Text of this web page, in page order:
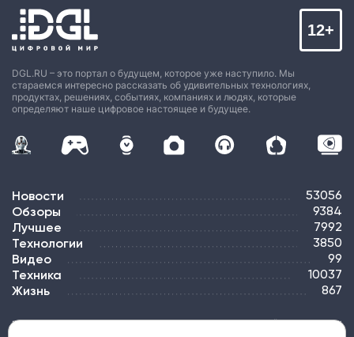
DGL.RU – это портал о будущем, которое уже наступило. Мы
стараемся интересно рассказать об удивительных технологиях,
продуктах, решениях, событиях, компаниях и людях, которые
определяют наше цифровое настоящее и будущее.
12+
Новости 53056
Обзоры 9384
Лучшее 7992
Технологии 3850
Видео 99
Техника 10037
Жизнь 867
ПОДПИСКА РЕКЛАМА КОНТАКТЫ КАРТА САЙТА ТЭГИ